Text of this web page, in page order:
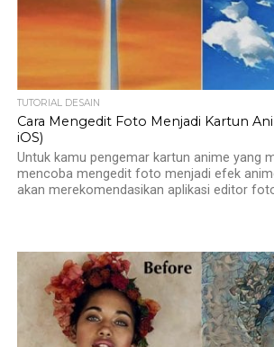
TUTORIAL DESAIN
Cara Mengedit Foto Menjadi Kartun
iOS)
Untuk kamu pengemar kartun anime yang
mencoba mengedit foto menjadi efek
akan merekomendasikan aplikasi editor